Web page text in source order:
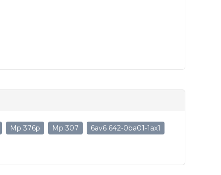
Mp 376p Mp 307 6av6 642-0ba01-1ax1